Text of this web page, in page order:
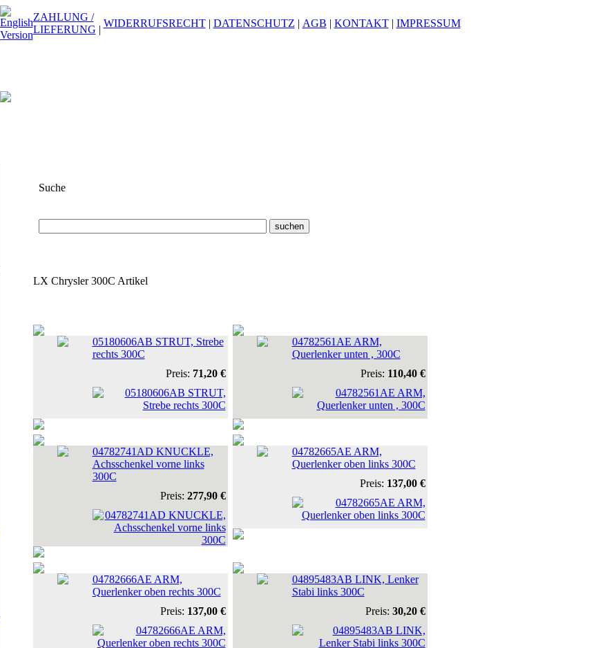
ZAHLUNG /
LIEFERUNG |
WIDERRUFSRECHT| DATENSCHUTZ | AGB | KONTAKT| IMPRESSUM
Suche
LX Chrysler 300C Artikel
05180606AB STRUT, Strebe
rechts 300C
Preis: 71,20 €
04782561AE ARM,
Querlenker unten , 300C
Preis: 110,40 €
04782741AD KNUCKLE,
Achsschenkel vorne links
300C
Preis: 277,90 €
04782665AE ARM,
Querlenker oben links 300C
Preis: 137,00 €
04782666AE ARM,
Querlenker oben rechts 300C
Preis: 137,00 €
04895483AB LINK, Lenker
Stabi links 300C
Preis: 30,20 €